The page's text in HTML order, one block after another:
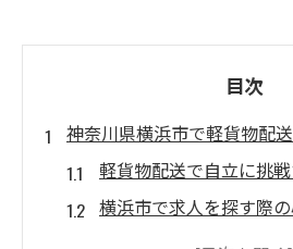
目次
神奈川県横浜市で軽貨物配
軽貨物配送で自立に挑
横浜市で求人を探す際